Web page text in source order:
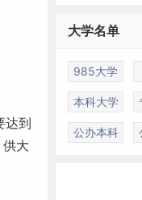
达到
大
大学名单
985大学
本科大学
公办本科